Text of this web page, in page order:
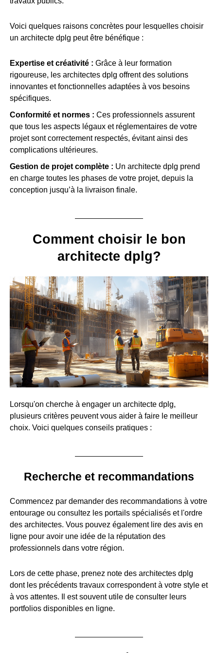
Voici quelques raisons concrètes pour lesquelles choisir
un architecte dplg peut être bénéfique :
Expertise et créativité : Grâce à leur formation
rigoureuse, les architectes dplg offrent des solutions
innovantes et fonctionnelles adaptées à vos besoins
spécifiques.
Conformité et normes : Ces professionnels assurent
que tous les aspects légaux et réglementaires de votre
projet sont correctement respectés, évitant ainsi des
complications ultérieures.
Gestion de projet complète : Un architecte dplg prend
en charge toutes les phases de votre projet, depuis la
conception jusqu’à la livraison finale.
Comment choisir le bon
architecte dplg?
Lorsqu'on cherche à engager un architecte dplg,
plusieurs critères peuvent vous aider à faire le meilleur
choix. Voici quelques conseils pratiques :
Recherche et recommandations
Commencez par demander des recommandations à votre
entourage ou consultez les portails spécialisés et l'ordre
des architectes. Vous pouvez également lire des avis en
ligne pour avoir une idée de la réputation des
professionnels dans votre région.
Lors de cette phase, prenez note des architectes dplg
dont les précédents travaux correspondent à votre style et
à vos attentes. Il est souvent utile de consulter leurs
portfolios disponibles en ligne.